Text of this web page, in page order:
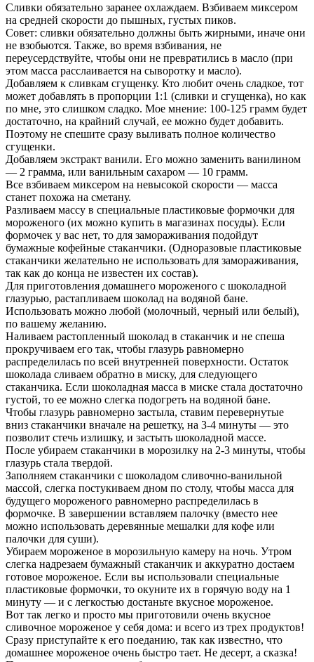
Сливки обязательно заранее охлаждаем. Взбиваем миксером
на средней скорости до пышных, густых пиков.
Совет: сливки обязательно должны быть жирными, иначе они
не взобьются. Также, во время взбивания, не
переусердствуйте, чтобы они не превратились в масло (при
этом масса расслаивается на сыворотку и масло).
Добавляем к сливкам сгущенку. Кто любит очень сладкое, тот
может добавлять в пропорции 1:1 (сливки и сгущенка), но как
по мне, это слишком сладко. Мое мнение: 100-125 грамм будет
достаточно, на крайний случай, ее можно будет добавить.
Поэтому не спешите сразу выливать полное количество
сгущенки.
Добавляем экстракт ванили. Его можно заменить ванилином
— 2 грамма, или ванильным сахаром — 10 грамм.
Все взбиваем миксером на невысокой скорости — масса
станет похожа на сметану.
Разливаем массу в специальные пластиковые формочки для
мороженого (их можно купить в магазинах посуды). Если
формочек у вас нет, то для замораживания подойдут
бумажные кофейные стаканчики. (Одноразовые пластиковые
стаканчики желательно не использовать для замораживания,
так как до конца не известен их состав).
Для приготовления домашнего мороженого с шоколадной
глазурью, растапливаем шоколад на водяной бане.
Использовать можно любой (молочный, черный или белый),
по вашему желанию.
Наливаем растопленный шоколад в стаканчик и не спеша
прокручиваем его так, чтобы глазурь равномерно
распределилась по всей внутренней поверхности. Остаток
шоколада сливаем обратно в миску, для следующего
стаканчика. Если шоколадная масса в миске стала достаточно
густой, то ее можно слегка подогреть на водяной бане.
Чтобы глазурь равномерно застыла, ставим перевернутые
вниз стаканчики вначале на решетку, на 3-4 минуты — это
позволит стечь излишку, и застыть шоколадной массе.
После убираем стаканчики в морозилку на 2-3 минуты, чтобы
глазурь стала твердой.
Заполняем стаканчики с шоколадом сливочно-ванильной
массой, слегка постукиваем дном по столу, чтобы масса для
будущего мороженого равномерно распределилась в
формочке. В завершении вставляем палочку (вместо нее
можно использовать деревянные мешалки для кофе или
палочки для суши).
Убираем мороженое в морозильную камеру на ночь. Утром
слегка надрезаем бумажный стаканчик и аккуратно достаем
готовое мороженое. Если вы использовали специальные
пластиковые формочки, то окуните их в горячую воду на 1
минуту — и с легкостью достаньте вкусное мороженое.
Вот так легко и просто мы приготовили очень вкусное
сливочное мороженое у себя дома: и всего из трех продуктов!
Сразу приступайте к его поеданию, так как известно, что
домашнее мороженое очень быстро тает. Не десерт, а сказка!